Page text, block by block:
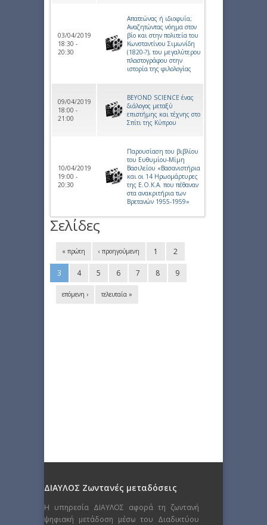
03/04/2019
18:30 -
20:30
Απατεώνας ή ιδιοφυΐα;
Αναζητώντας νόημα στον
βίο και στην πολιτεία του
Κωνσταντίνου Σιμωνίδη
(1820-?), του μεγαλύτερου
πλαστογράφου στην
ιστορία της φιλολογίας
09/04/2019
18:00 -
21:00
BEYOND SCIENCE ένας
διάλογος μεταξύ
επιστήμης και τέχνης στο
Σπίτι της Κύπρου
10/04/2019
19:00 -
20:30
Παρουσίαση του βιβλίου
του Ευθυμίου-Μίμη
Βασιλείου «Βασανιστήρια
και οι 14 Ηρωομάρτυρες
της Ε.Ο.Κ.Α. που πέθαναν
στα ανακριτήρια των
Βρετανών 1955-1959»
Σελίδες
« πρώτη ‹ προηγούμενη 1 2
3 4 5 6 7 8 9
επόμενη › τελευταία »
ΔΙΑΥΛΟΣ Ζωντανές μεταδόσεις
Η υπηρεσία ΔΙΑΥΛΟΣ αφορά τη ζωντανή
ψηφιακή μετάδοση μέσω του Διαδικτύου